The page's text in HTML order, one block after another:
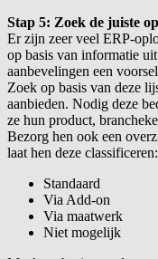
Stap 5: Zoek de juiste
Er zijn zeer veel ERP-
op basis van informatie
aanbevelingen een
Zoek op basis van deze
aanbieden. Nodig deze
ze hun product,
Bezorg hen ook een
laat hen deze classificeren:
Standaard
Via Add-on
Via maatwerk
Niet mogelijk